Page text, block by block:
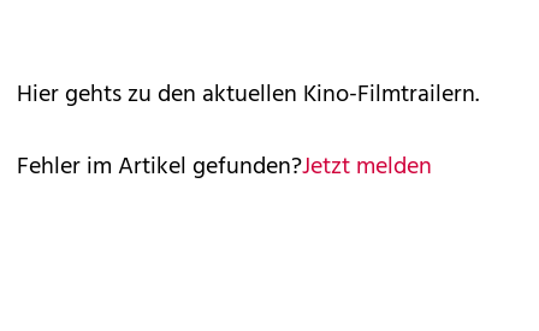
Hier gehts zu den aktuellen Kino-Filmtrailern.
Fehler im Artikel gefunden?Jetzt melden